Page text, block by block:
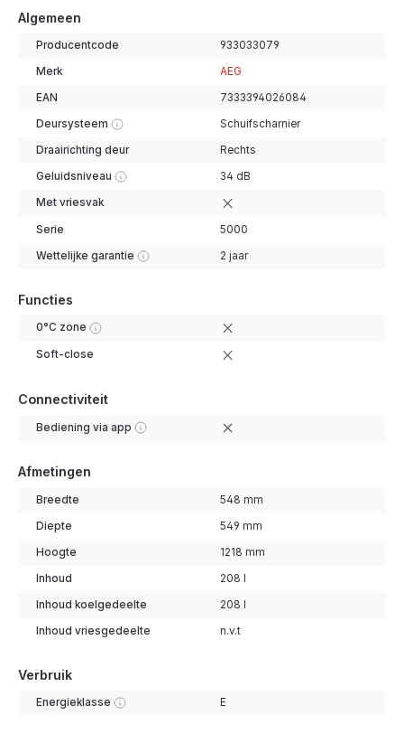
Algemeen
Producentcode 933033079
Merk AEG
EAN 7333394026084
Deursysteem Schuifscharnier
Draairichting deur Rechts
Geluidsniveau 34 dB
Met vriesvak
Serie 5000
Wettelijke garantie 2 jaar
Functies
0°C zone
Soft-close
Connectiviteit
Bediening via app
Afmetingen
Breedte 548 mm
Diepte 549 mm
Hoogte 1218 mm
Inhoud 208 l
Inhoud koelgedeelte 208 l
Inhoud vriesgedeelte n.v.t
Verbruik
Energieklasse E